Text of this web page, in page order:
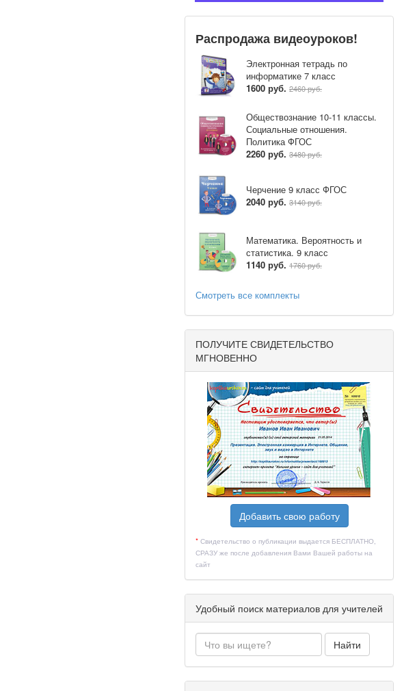
и цвет предметов?
Распродажа видеоуроков!
Электронная тетрадь по
информатике 7 класс
1600 руб. 2460 руб.
Обществознание 10-11 классы.
Социальные отношения.
Политика ФГОС
2260 руб. 3480 руб.
Черчение 9 класс ФГОС
2040 руб. 3140 руб.
Математика. Вероятность и
статистика. 9 класс
1140 руб. 1760 руб.
Смотреть все комплекты
ПОЛУЧИТЕ СВИДЕТЕЛЬСТВО
МГНОВЕННО
Добавить свою работу
* Свидетельство о публикации выдается БЕСПЛАТНО,
СРАЗУ же после добавления Вами Вашей работы на
сайт
Удобный поиск материалов для учителей
Найти